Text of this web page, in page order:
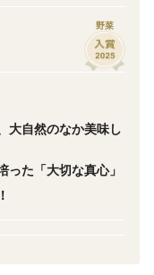
粉、塩、片栗粉、
野菜
大自然のなか美味し
た「大切な真心」